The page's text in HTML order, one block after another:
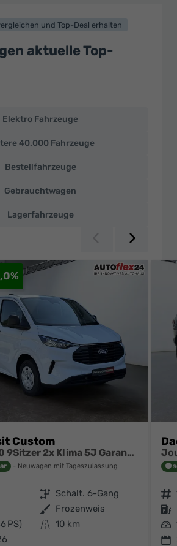
und Top-Deal erhalten
aktuelle Top-
Elektro Fahrzeuge
40.000 Fahrzeuge
Bestellfahrzeuge
Gebrauchtwagen
Lagerfahrzeuge
Zurück
Custom
Trend L2 320 9Sitzer 2x Klima 5J Garantie dunkle Scheiben Sync4 Sitzheizung
Neuwagen mit Tageszulassung
Getriebe Schalt. 6-Gang
Außenfarbe Frozenweis
PS) Kilometerstand 10 km
Fahrzeugnr.
Kraftstoff
Leistung